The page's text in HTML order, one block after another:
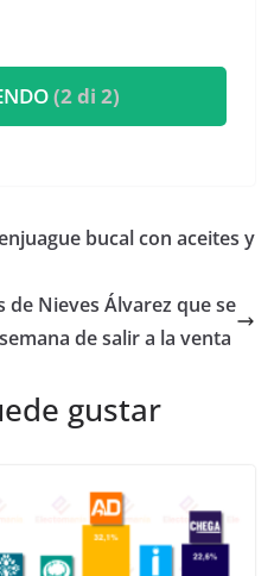
(2 di 2)
bucal con aceites y
de Nieves Álvarez que se
de salir a la venta
gustar